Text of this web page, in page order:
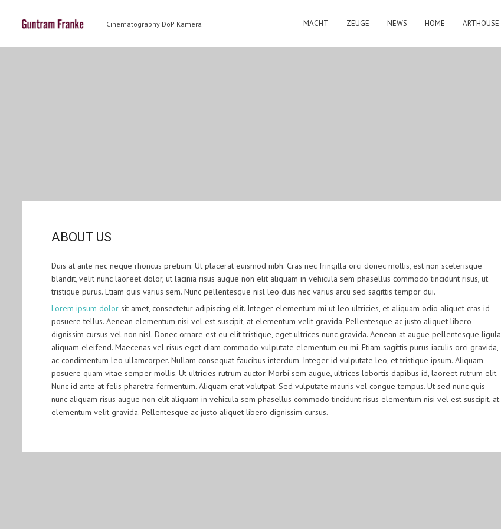
Cinematography DoP Kamera MACHT ZEUGE NEWS HOME ARTHOUSE
ABOUT US
Duis at ante nec neque rhoncus pretium. Ut placerat euismod nibh. Cras nec fringilla orci donec mollis, est non scelerisque
blandit, velit nunc laoreet dolor, ut lacinia risus augue non elit aliquam in vehicula sem phasellus commodo tincidunt risus, ut
tristique purus. Etiam quis varius sem. Nunc pellentesque nisl leo duis nec varius arcu sed sagittis tempor dui.
Lorem ipsum dolor sit amet, consectetur adipiscing elit. Integer elementum mi ut leo ultricies, et aliquam odio aliquet cras id
posuere tellus. Aenean elementum nisi vel est suscipit, at elementum velit gravida. Pellentesque ac justo aliquet libero
dignissim cursus vel non nisl. Donec ornare est eu elit tristique, eget ultrices nunc gravida. Aenean at augue pellentesque ligula
aliquam eleifend. Maecenas vel risus eget diam commodo vulputate elementum eu mi. Etiam sagittis purus iaculis orci gravida,
ac condimentum leo ullamcorper. Nullam consequat faucibus interdum. Integer id vulputate leo, et tristique ipsum. Aliquam
posuere quam vitae semper mollis. Ut ultricies rutrum auctor. Morbi sem augue, ultrices lobortis dapibus id, laoreet rutrum elit.
Nunc id ante at felis pharetra fermentum. Aliquam erat volutpat. Sed vulputate mauris vel congue tempus. Ut sed nunc quis
nunc aliquam risus augue non elit aliquam in vehicula sem phasellus commodo tincidunt risus elementum nisi vel est suscipit, at
elementum velit gravida. Pellentesque ac justo aliquet libero dignissim cursus.